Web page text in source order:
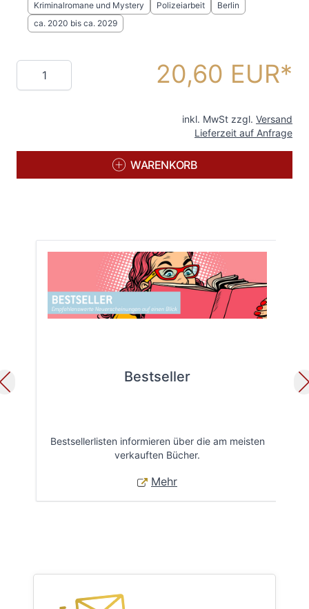
Kriminalromane und Mystery Polizeiarbeit
Berlin
ca. 2020 bis ca. 2029
Menge 20,60 EUR
inkl. MwSt zzgl. Versand
Lieferzeit auf Anfrage
WARENKORB
Bestseller
Bestsellerlisten informieren über die am meisten
verkauften Bücher.
Mehr